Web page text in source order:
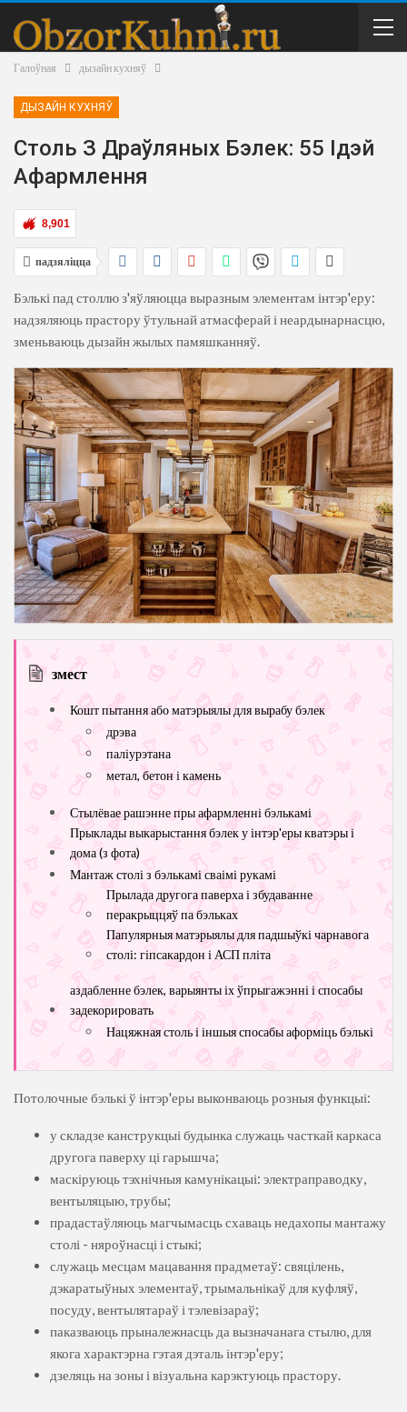
Галоўная дызайн кухняў
ДЫЗАЙН КУХНЯЎ
Столь З Драўляных Бэлек: 55 Ідэй
Афармлення
8,901
падзяліцца
Бэлькі пад столлю з'яўляюцца выразным элементам інтэр'еру:
надзяляюць прастору ўтульнай атмасферай і неардынарнасцю,
зменьваюць дызайн жылых памяшканняў.
змест
Кошт пытання або матэрыялы для вырабу бэлек
дрэва
паліурэтана
метал, бетон і камень
Стылёвае рашэнне пры афармленні бэлькамі
Прыклады выкарыстання бэлек у інтэр'еры кватэры і
дома (з фота)
Мантаж столі з бэлькамі сваімі рукамі
Прылада другога паверха і збудаванне
перакрыццяў па бэльках
Папулярныя матэрыялы для падшыўкі чарнавога
столі: гіпсакардон і АСП пліта
аздабленне бэлек, варыянты іх ўпрыгажэнні і спосабы
задекорировать
Нацяжная столь і іншыя спосабы аформіць бэлькі
Потолочные бэлькі ў інтэр'еры выконваюць розныя функцыі:
у складзе канструкцыі будынка служаць часткай каркаса
другога паверху ці гарышча;
маскіруюць тэхнічныя камунікацыі: электраправодку,
вентыляцыю, трубы;
прадастаўляюць магчымасць схаваць недахопы мантажу
столі - няроўнасці і стыкі;
служаць месцам мацавання прадметаў: свяцілень,
дэкаратыўных элементаў, трымальнікаў для куфляў,
посуду, вентылятараў і тэлевізараў;
паказваюць прыналежнасць да вызначанага стылю, для
якога характэрна гэтая дэталь інтэр'еру;
дзеляць на зоны і візуальна карэктуюць прастору.